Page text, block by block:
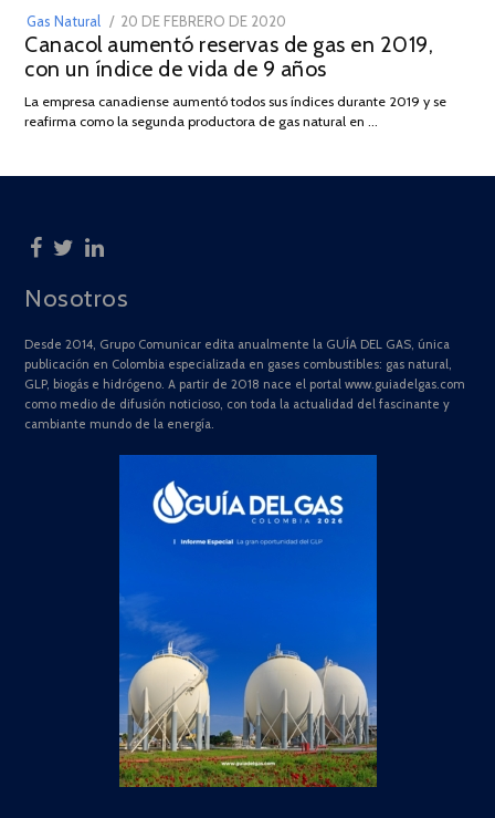
Gas Natural
POSTED
ON
20 DE FEBRERO DE 2020
DE
JULIO
2025
Canacol aumentó reservas de gas en 2019,
con un índice de vida de 9 años
La empresa canadiense aumentó todos sus índices durante 2019 y se
reafirma como la segunda productora de gas natural en …
Nosotros
Desde 2014, Grupo Comunicar edita anualmente la GUÍA DEL GAS, única
publicación en Colombia especializada en gases combustibles: gas natural,
GLP, biogás e hidrógeno. A partir de 2018 nace el portal www.guiadelgas.com
como medio de difusión noticioso, con toda la actualidad del fascinante y
cambiante mundo de la energía.